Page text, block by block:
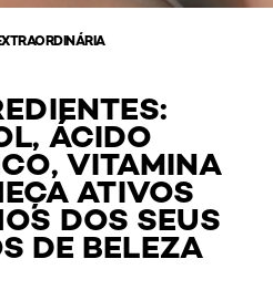
ÁCIDO
VITAMINA
ATIVOS
DOS SEUS
DE BELEZA